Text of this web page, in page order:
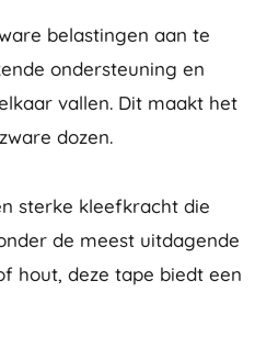
belastingen aan te
ondersteuning en
vallen. Dit maakt het
dozen.
sterke kleefkracht die
de meest uitdagende
hout, deze tape biedt een